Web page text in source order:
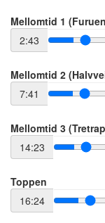
Mellomtid 1
2:43
Mellomtid 2
7:41
Mellomtid 3
14:23
Toppen
16:24